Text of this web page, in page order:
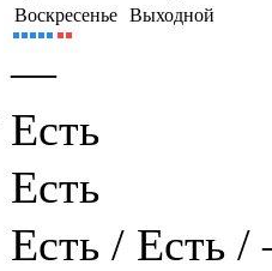
Воскресенье Выходной
—
Есть
Есть
Есть / Есть